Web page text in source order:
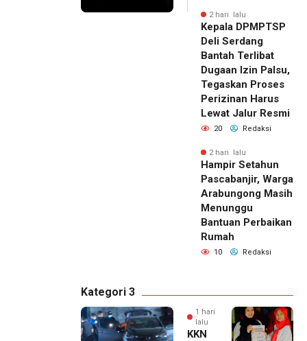
2 hari lalu
Kepala DPMPTSP
Deli Serdang
Bantah Terlibat
Dugaan Izin Palsu,
Tegaskan Proses
Perizinan Harus
Lewat Jalur Resmi
20 Redaksi
2 hari lalu
Hampir Setahun
Pascabanjir, Warga
Arabungong Masih
Menunggu
Bantuan Perbaikan
Rumah
10 Redaksi
Kategori 3
1 hari
lalu
KKN